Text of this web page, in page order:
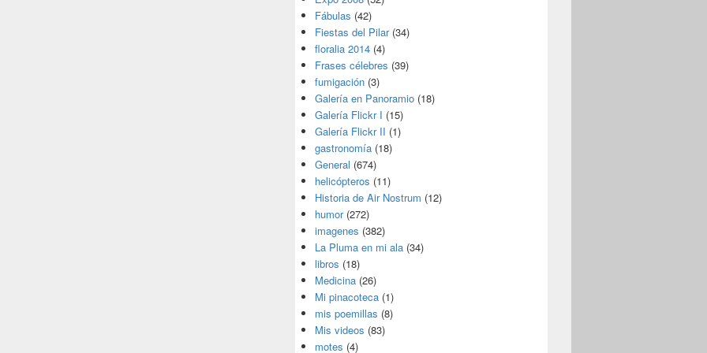
Fábulas (42)
Fiestas del Pilar(34)
floralia 2014 (4)
Frases célebres (39)
fumigación (3)
Galería en Panoramio (18)
Galería Flickr I (15)
Galería Flickr II (1)
gastronomía (18)
General (674)
helicópteros (11)
Historia de Air Nostrum (12)
humor(272)
imagenes (382)
La Pluma en mi ala (34)
libros (18)
Medicina (26)
Mi pinacoteca (1)
mis poemillas (8)
Mis videos (83)
motes (4)